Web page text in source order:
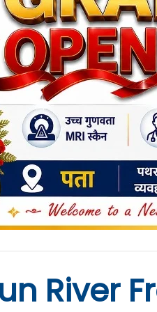
River